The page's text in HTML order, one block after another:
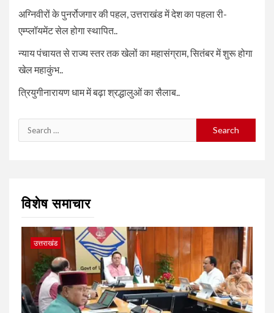
अग्निवीरों के पुनर्रोजगार की पहल, उत्तराखंड में देश का पहला री-
एम्प्लॉयमेंट सेल होगा स्थापित..
न्याय पंचायत से राज्य स्तर तक खेलों का महासंग्राम, सितंबर में शुरू होगा
खेल महाकुंभ..
त्रियुगीनारायण धाम में बढ़ा श्रद्धालुओं का सैलाब..
Search
for:
विशेष समाचार
उत्तराखंड